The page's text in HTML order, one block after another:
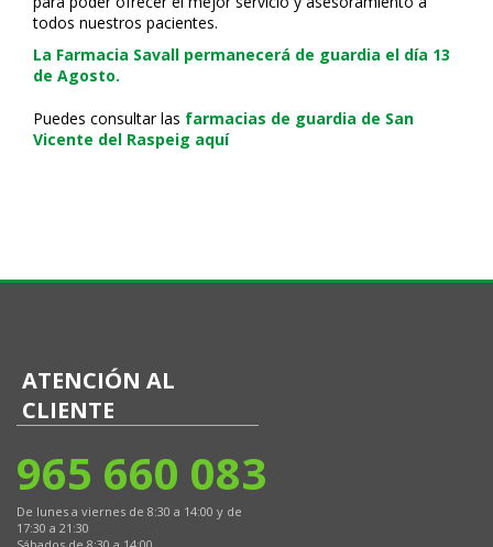
todos nuestros pacientes.
La Farmacia Savall permanecerá de guardia el día 13
de Agosto.
Puedes consultar las farmacias de guardia de San
Vicente del Raspeig aquí
ATENCIÓN AL
CLIENTE
965 660 083
De lunes a viernes de 8:30 a 14:00 y de
17:30 a 21:30